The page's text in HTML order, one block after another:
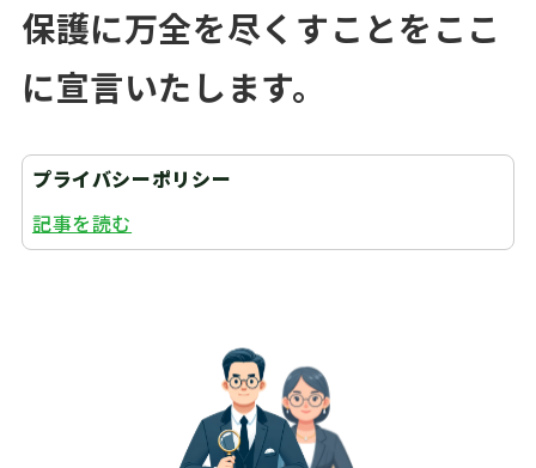
保護に万全を尽くすことをここ
に宣言いたします。
プライバシーポリシー
記事を読む